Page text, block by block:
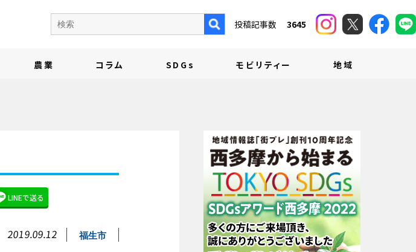
農業 コラム SDGs モビリティー 地域
投稿記事数 3645
LINEで送る
2019.09.12 福生市